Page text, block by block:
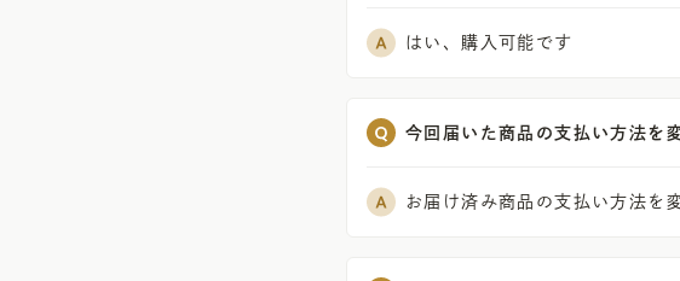
はい、購入可能です
今回届いた商品の支払い方法を
お届け済み商品の支払い方法を